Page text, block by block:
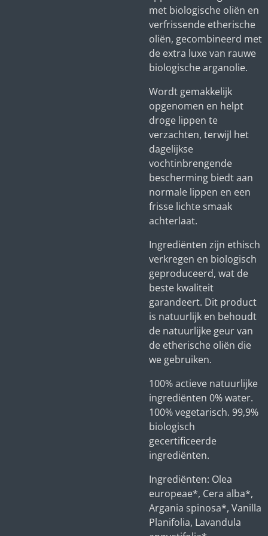
met biologische oliën en
verfrissende etherische
oliën, gecombineerd met
de extra luxe van rauwe
biologische arganolie.
Wordt gemakkelijk
opgenomen en helpt
droge lippen te
verzachten, terwijl het
dagelijkse
vochtinbrengende
bescherming biedt aan
normale lippen en een
frisse lichte smaak
achterlaat.
Ingrediënten zijn ethisch
verkregen en biologisch
geproduceerd, wat de
beste kwaliteit
garandeert. Dit product
is natuurlijk en behoudt
de natuurlijke geur van
de etherische oliën die
we gebruiken.
100% actieve natuurlijke
ingrediënten 0% water.
100% vegetarisch. 99,9%
biologisch
gecertificeerde
ingrediënten.
Ingrediënten: Olea
europeae*, Cera alba*,
Argania spinosa*, Vanilla
Planifolia, Lavandula